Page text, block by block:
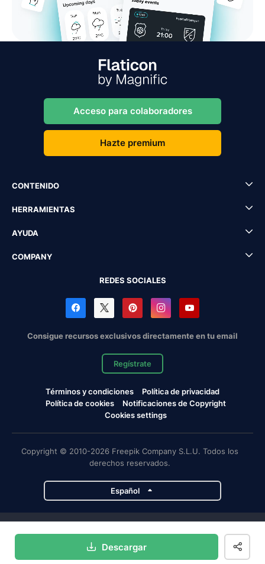
Descargar
Acceso para colaboradores
Hazte premium
CONTENIDO
HERRAMIENTAS
AYUDA
COMPANY
REDES SOCIALES
Consigue recursos exclusivos directamente en tu email
Regístrate
Términos y condiciones
Política de privacidad
Política de cookies
Notificaciones de Copyright
Cookies settings
Copyright © 2010-2026 Freepik Company S.L.U. Todos los
derechos reservados.
Español
Magnific Flaticon